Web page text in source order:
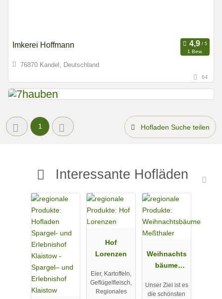
Imkerei Hoffmann
1 Bew.
76870 Kandel, Deutschland
64
1 Hofladen Suche teilen
Interessante Hofläden
Hof
Lorenzen
Eier, Kartoffeln,
Geflügelfleisch,
Regionales
Weihnachts
bäume
Unser Ziel ist es
die schönsten